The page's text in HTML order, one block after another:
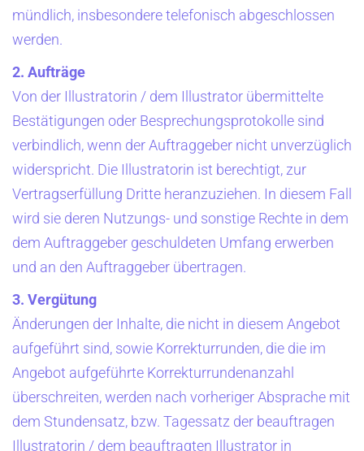
mündlich, insbesondere telefonisch abgeschlossen
werden.
2. Aufträge
Von der Illustratorin / dem Illustrator übermittelte
Bestätigungen oder Besprechungsprotokolle sind
verbindlich, wenn der Auftraggeber nicht unverzüglich
widerspricht. Die Illustratorin ist berechtigt, zur
Vertragserfüllung Dritte heranzuziehen. In diesem Fall
wird sie deren Nutzungs- und sonstige Rechte in dem
dem Auftraggeber geschuldeten Umfang erwerben
und an den Auftraggeber übertragen.
3. Vergütung
Änderungen der Inhalte, die nicht in diesem Angebot
aufgeführt sind, sowie Korrekturrunden, die die im
Angebot aufgeführte Korrekturrundenanzahl
überschreiten, werden nach vorheriger Absprache mit
dem Stundensatz, bzw. Tagessatz der beauftragen
Illustratorin / dem beauftragten Illustrator in